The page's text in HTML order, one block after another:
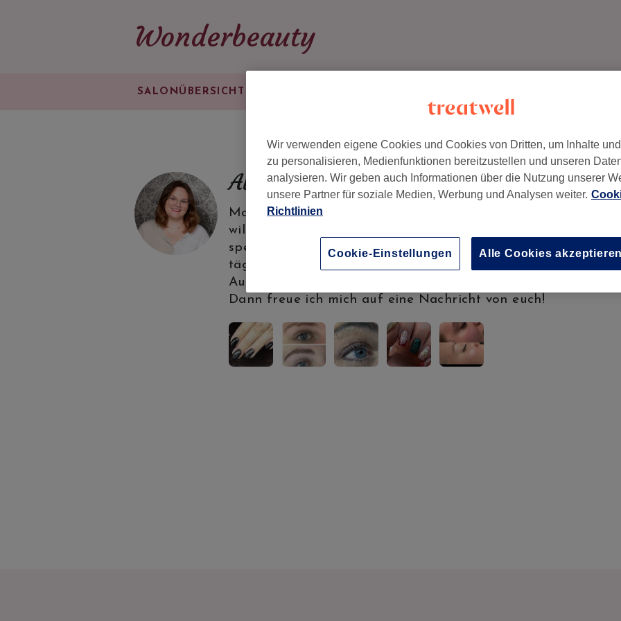
Wonderbeauty
SALONÜBERSICHT
Team
Alicia
Moin! Ich bin Alice, Baujahr 1998 und heiße dich herzlich in
willkommen! Hier biete ich viele verschiedene Beauty
spezialisiert habe ich mich auf Wimpern-&
täglich und kann euch fantastische Ergebnisse, genau
Augenform bieten. Ihr habt Fragen zu einer Behandlung
Dann freue ich mich auf eine Nachricht von euch!
Wir verwenden eigene Cookies und Cookies von Dritten, um Inhalte
zu personalisieren, Medienfunktionen bereitzustellen und unseren
analysieren. Wir geben auch Informationen über die Nutzung unserer
unsere Partner für soziale Medien, Werbung und Analysen weiter.
Richtlinien
Cookie-Einstellungen Alle Cookies akzeptieren